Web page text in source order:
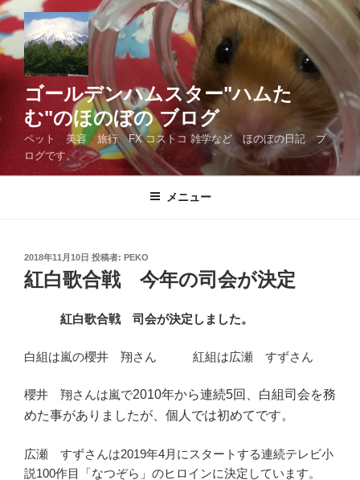
コ
テ
ン
ス
ゴールデンハムスター"ハムた
む"のほのぼの ブログ
ペット 美容 旅行 FX コストコ 雑学など ほのぼの日記 ブ
ログです。
メニュー
投
稿
日:
2018年11月10日 投稿者: PEKO
紅白歌合戦 今年の司会が決定
紅白歌合戦 司会が決定しました。
白組は嵐の櫻井 翔さん 紅組は広瀬 すずさん
櫻井 翔さんは嵐で2010年から連続5回、白組司会を務
めた事がありましたが、個人では初めてです。
広瀬 すずさんは2019年4月にスタートする連続テレビ小
説100作目「なつぞら」のヒロインに決定しています。